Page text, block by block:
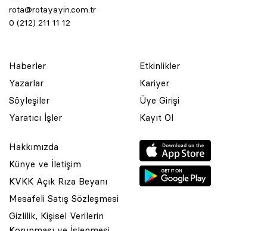
rota@rotayayin.com.tr
0 (212) 211 11 12
Haberler
Yazarlar
Söyleşiler
Yaratıcı İşler
Etkinlikler
Kariyer
Üye Girişi
Kayıt Ol
Hakkımızda
Künye ve İletişim
KVKK Açık Rıza Beyanı
Mesafeli Satış Sözleşmesi
Gizlilik, Kişisel Verilerin